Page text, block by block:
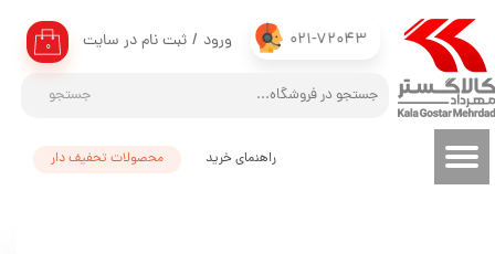
021-72043
جستجو
۰ ورود / ثبت نام در سایت
حساب کاربری من
تغییر گذر واژه
سفارشات
محصولات تحفیف دار راهنمای خرید